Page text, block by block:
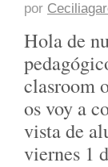
por
Hola de
clasroom
os voy a
vista de
viernes 1